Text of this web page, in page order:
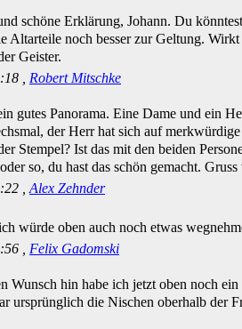
schöne Erklärung, Johann. Du
Altarteile noch besser zur Geltung.
Geister.
, Robert Mitschke
gutes Panorama. Eine Dame und ein
der Herr hat sich auf
Stempel? Ist das mit den beiden
so, du hast das schön gemacht.
, Alex Zehnder
würde oben auch noch etwas
, Felix Gadomski
Wunsch hin habe ich jetzt oben noch
ursprünglich die Nischen oberhalb der